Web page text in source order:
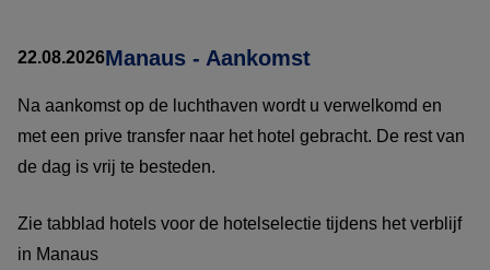
22.08.2026Manaus - Aankomst
Na aankomst op de luchthaven wordt u verwelkomd en
met een prive transfer naar het hotel gebracht. De rest van
de dag is vrij te besteden.
Zie tabblad hotels voor de hotelselectie tijdens het verblijf
in Manaus